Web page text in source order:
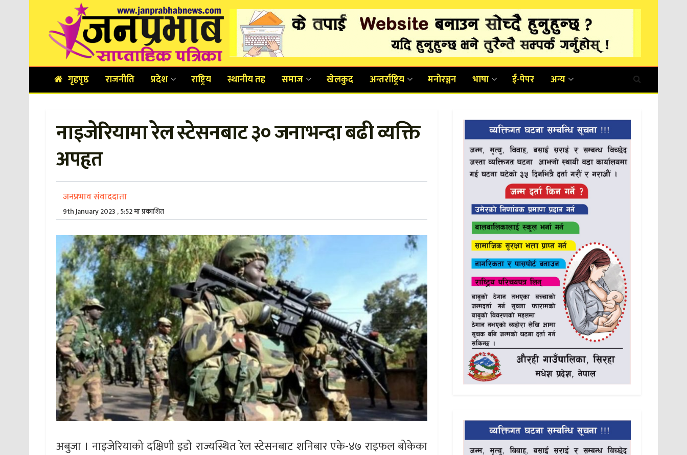
गृहपृष्ठ राजनीति प्रदेश राष्ट्रिय स्थानीय तह समाज खेलकुद अन्तर्राष्ट्रिय मनोरञ्जन भाषा ई-पेपर अन्य
नाइजेरियामा रेल स्टेसनबाट ३० जनाभन्दा बढी व्यक्ति
अपहृत
जनप्रभाव संवाददाता
9th January 2023 , 5:52 मा प्रकाशित
अबुजा । नाइजेरियाको दक्षिणी इडो राज्यस्थित रेल स्टेसनबाट शनिबार एके-४७ राइफल बोकेका